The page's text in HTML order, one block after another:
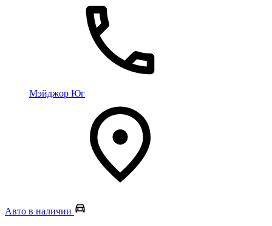
Мэйджор Юг
Авто в наличии